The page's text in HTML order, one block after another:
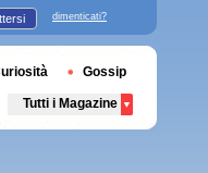
dimenticati?
Gossip
Tutti i Magazine